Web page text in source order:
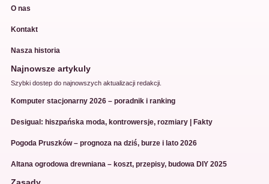
O nas
Kontakt
Nasza historia
Najnowsze artykuly
Szybki dostep do najnowszych aktualizacji redakcji.
Komputer stacjonarny 2026 – poradnik i ranking
Desigual: hiszpańska moda, kontrowersje, rozmiary | Fakty
Pogoda Pruszków – prognoza na dziś, burze i lato 2026
Altana ogrodowa drewniana – koszt, przepisy, budowa DIY 2025
Zasady